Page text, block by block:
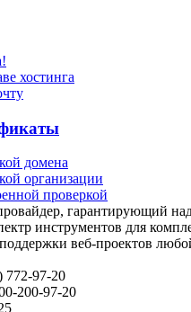
хостинга
домена
организации
проверкой
гарантирующий
инструментов для
веб-проектов
772-97-20
200-97-20